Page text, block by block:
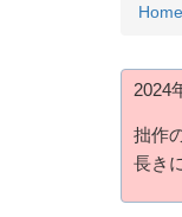
Home
2024
拙作
長き